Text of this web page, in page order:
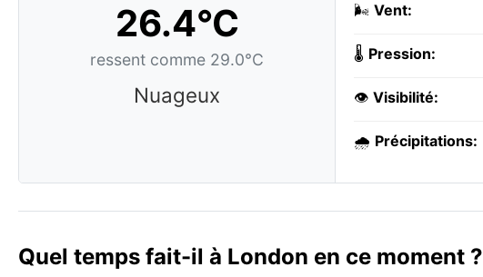
26.4°C
ressent comme 29.0°C
Nuageux
🌬️ Vent:
🌡️ Pression:
👁️ Visibilité:
🌧️ Précipitations:
Quel temps fait-il à London en ce moment ?